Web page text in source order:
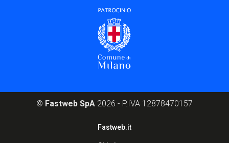
© Fastweb SpA 2026 - P.IVA 12878470157
Fastweb.it